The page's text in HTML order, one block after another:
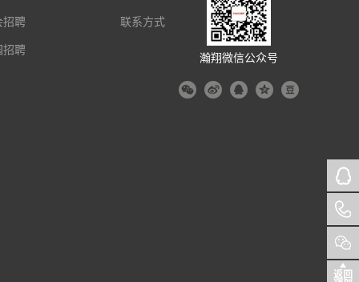
瀚翔微信公众号
招聘
招聘
联系方式
返回